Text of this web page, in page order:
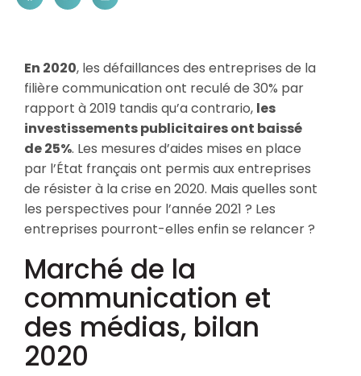
En 2020, les défaillances des entreprises de la
filière communication ont reculé de 30% par
rapport à 2019 tandis qu’a contrario, les
investissements publicitaires ont baissé
de 25%. Les mesures d’aides mises en place
par l’État français ont permis aux entreprises
de résister à la crise en 2020. Mais quelles sont
les perspectives pour l’année 2021 ? Les
entreprises pourront-elles enfin se relancer ?
Marché de la
communication et
des médias, bilan
2020